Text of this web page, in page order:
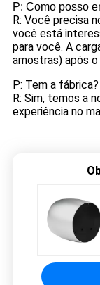
P: Como posso
R: Você precisa
você está
para você. A
amostras) após
P: Tem a fábrica?
R: Sim, temos a
experiência no